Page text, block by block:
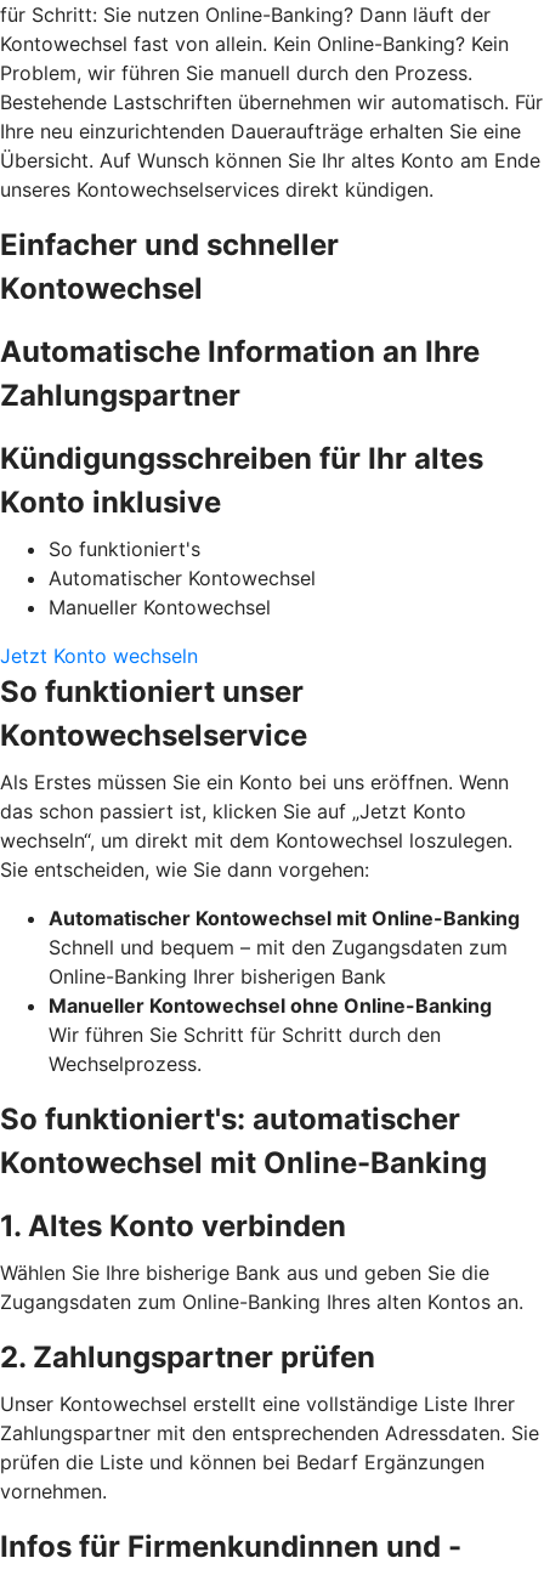
für Schritt: Sie nutzen Online-Banking? Dann läuft der
Kontowechsel fast von allein. Kein Online-Banking? Kein
Problem, wir führen Sie manuell durch den Prozess.
Bestehende Lastschriften übernehmen wir automatisch. Für
Ihre neu einzurichtenden Daueraufträge erhalten Sie eine
Übersicht. Auf Wunsch können Sie Ihr altes Konto am Ende
unseres Kontowechselservices direkt kündigen.
Einfacher und schneller
Kontowechsel
Automatische Information an Ihre
Zahlungspartner
Kündigungsschreiben für Ihr altes
Konto inklusive
So funktioniert's
Automatischer Kontowechsel
Manueller Kontowechsel
Jetzt Konto wechseln
So funktioniert unser
Kontowechselservice
Als Erstes müssen Sie ein Konto bei uns eröffnen. Wenn
das schon passiert ist, klicken Sie auf „Jetzt Konto
wechseln“, um direkt mit dem Kontowechsel loszulegen.
Sie entscheiden, wie Sie dann vorgehen:
Automatischer Kontowechsel mit Online-Banking
Schnell und bequem – mit den Zugangsdaten zum
Online-Banking Ihrer bisherigen Bank
Manueller Kontowechsel ohne Online-Banking
Wir führen Sie Schritt für Schritt durch den
Wechselprozess.
So funktioniert's: automatischer
Kontowechsel mit Online-Banking
1. Altes Konto verbinden
Wählen Sie Ihre bisherige Bank aus und geben Sie die
Zugangsdaten zum Online-Banking Ihres alten Kontos an.
2. Zahlungspartner prüfen
Unser Kontowechsel erstellt eine vollständige Liste Ihrer
Zahlungspartner mit den entsprechenden Adressdaten. Sie
prüfen die Liste und können bei Bedarf Ergänzungen
vornehmen.
Infos für Firmenkundinnen und -